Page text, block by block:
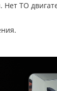
Нет ТО